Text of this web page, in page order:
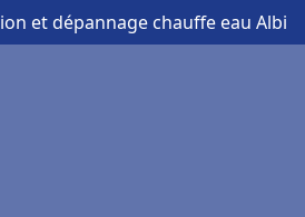
et dépannage chauffe eau Albi